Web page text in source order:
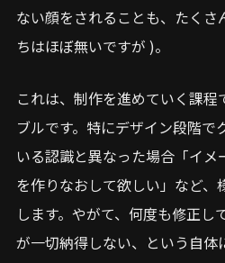
ない顔をされることも、たくさ
ちはほぼ無いですが )。
これは、制作を進めていく課
ブルです。特にデザイン段階で
いる認識と異なった場合「イ
を作りなおして欲しい」など、
します。やがて、何度も修正し
が一切納得しない、という自体